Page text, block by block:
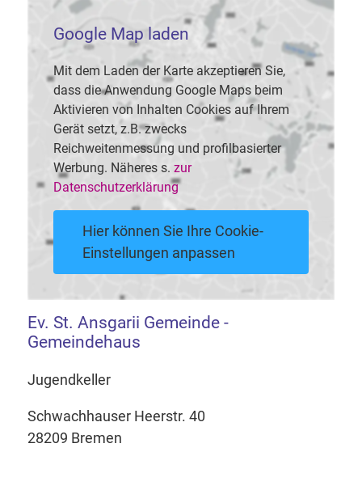
Google Map laden
Mit dem Laden der Karte akzeptieren Sie,
dass die Anwendung Google Maps beim
Aktivieren von Inhalten Cookies auf Ihrem
Gerät setzt, z.B. zwecks
Reichweitenmessung und profilbasierter
Werbung. Näheres s. zur
Datenschutzerklärung
Hier können Sie Ihre Cookie-
Einstellungen anpassen
Ev. St. Ansgarii Gemeinde -
Gemeindehaus
Jugendkeller
Schwachhauser Heerstr. 40
28209 Bremen